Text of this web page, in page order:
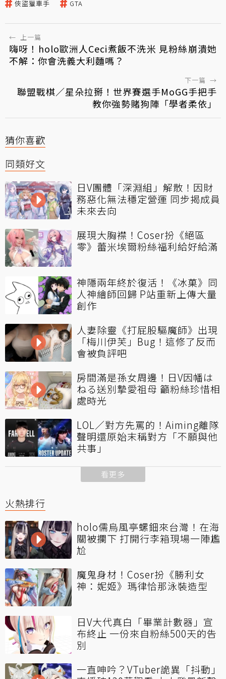
俠盜獵車手 GTA
← 上一篇
嗨呀！holo歐洲人Ceci煮飯不洗米 見粉絲崩潰她
不解：你會洗義大利麵嗎？
下一篇 →
聯盟戰棋／星朵拉掰！世界賽選手MoGG手把手
教你強勢賭狗陣「學者柔依」
猜你喜歡
同類好文
日V團體「深淵組」解散！因財
務惡化無法穩定營運 同步揭成員
未來去向
展現大胸襟！Coser扮《絕區
零》蕾米埃爾粉絲福利給好給滿
神隱兩年終於復活！《冰菓》同
人神繪師回歸 P站重新上傳大量
創作
人妻除靈《打屁股驅魔師》出現
「梅川伊芙」Bug！這修了反而
會被負評吧
房間滿是孫女周邊！日V因幡は
ねる送別摯愛祖母 籲粉絲珍惜相
處時光
LOL／對方先罵的！Aiming離隊
聲明還原始末稱對方「不願與他
共事」
看更多
火熱排行
holo儒烏風亭螺鈿來台灣！在海
關被攔下 打開行李箱現場一陣尷
尬
魔鬼身材！Coser扮《勝利女
神：妮姬》瑪律恰那泳裝造型
日V大代真白「畢業計數器」宣
布終止 一份來自粉絲500天的告
別
一直呻吟？VTuber詭異「抖動」